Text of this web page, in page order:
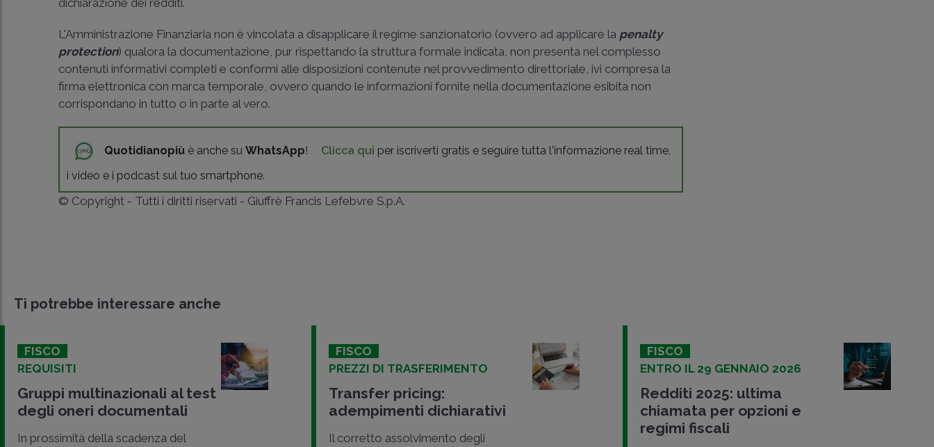
dichiarazione dei redditi.
L'Amministrazione Finanziaria non è vincolata a disapplicare il regime sanzionatorio (ovvero ad applicare la penalty
protection) qualora la documentazione, pur rispettando la struttura formale indicata, non presenta nel complesso
contenuti informativi completi e conformi alle disposizioni contenute nel provvedimento direttoriale, ivi compresa la
firma elettronica con marca temporale, ovvero quando le informazioni fornite nella documentazione esibita non
corrispondano in tutto o in parte al vero.
Quotidianopiù è anche suWhatsApp! Clicca qui per iscriverti gratis e seguire tutta l'informazione real time,
i video e i podcast sul tuo smartphone.
© Copyright - Tutti i diritti riservati - Giuffrè Francis Lefebvre S.p.A.
Ti potrebbe interessare anche
FISCO
REQUISITI
Gruppi multinazionali al test
degli oneri documentali
In prossimità della scadenza del
FISCO
PREZZI DI TRASFERIMENTO
Transfer pricing:
adempimenti dichiarativi
Il corretto assolvimento degli
FISCO
ENTRO IL 29 GENNAIO 2026
Redditi 2025: ultima
chiamata per opzioni e
regimi fiscali